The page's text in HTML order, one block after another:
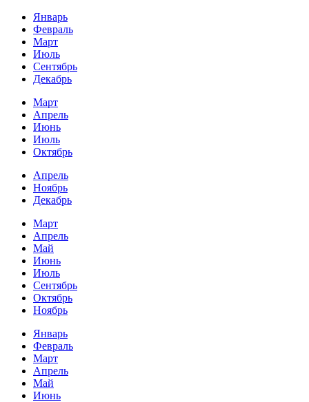
Январь
Февраль
Март
Июль
Сентябрь
Декабрь
Март
Апрель
Июнь
Июль
Октябрь
Апрель
Ноябрь
Декабрь
Март
Апрель
Май
Июнь
Июль
Сентябрь
Октябрь
Ноябрь
Январь
Февраль
Март
Апрель
Май
Июнь